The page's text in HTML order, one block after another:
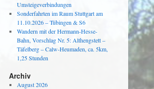
Umsteigeverbindungen
Sonderfahrten im Raum Stuttgart am
11.10.2026 – Tübingen & S6
Wandern mit der Hermann-Hesse-
Bahn, Vorschlag Nr. 5: Althengstett –
Täfelberg – Calw-Heumaden, ca. 5km,
1,25 Stunden
Archiv
August 2026